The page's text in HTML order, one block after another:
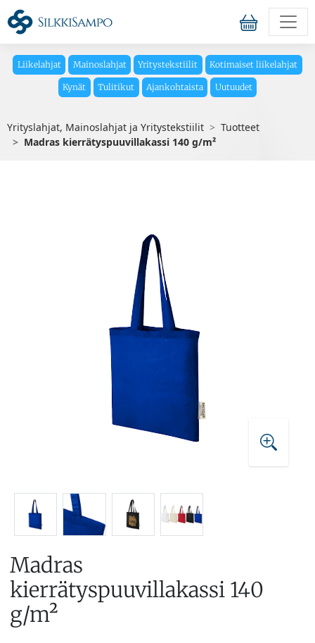
Liikelahjat Mainoslahjat Yritystekstiilit Kotimaiset liikelahjat
Kynät Tulitikut Ajankohtaista Uutuudet
Yrityslahjat, Mainoslahjat ja Yritystekstiilit
Tuotteet
Madras kierrätyspuuvillakassi 140 g/m²
Madras
kierrätyspuuvillakassi 140
g/m²